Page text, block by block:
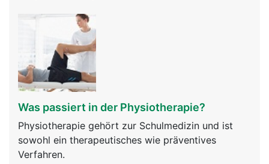
Was passiert in der Physiotherapie?
Physiotherapie gehört zur Schulmedizin und ist
sowohl ein therapeutisches wie präventives
Verfahren.